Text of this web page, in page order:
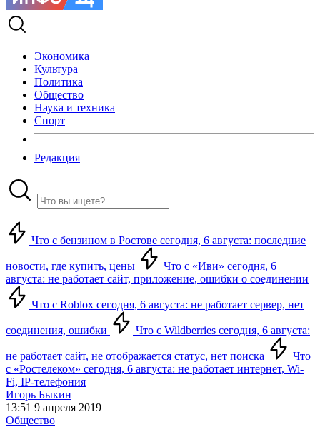
Экономика
Культура
Политика
Общество
Наука и техника
Спорт
Редакция
Что с бензином в Ростове сегодня, 6 августа: последние
новости, где купить, цены
Что с «Иви» сегодня, 6
августа: не работает сайт, приложение, ошибки о соединении
Что с Roblox сегодня, 6 августа: не работает сервер, нет
соединения, ошибки Что с Wildberries сегодня, 6 августа:
не работает сайт, не отображается статус, нет поиска
Что
с «Ростелеком» сегодня, 6 августа: не работает интернет, Wi-
Fi, IP-телефония
Игорь Быкин
13:51 9 апреля 2019
Общество